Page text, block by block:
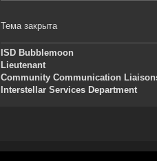
Тема закрыта
ISD Bubblemoon
Lieutenant
Community Communication
Interstellar Services Department